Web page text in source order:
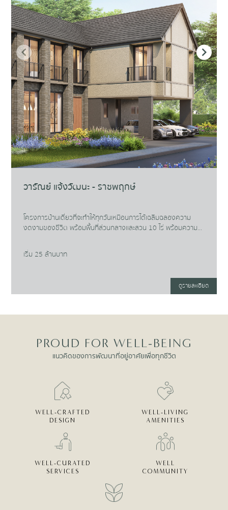
วารัณย์ แจ้งวัฒนะ - ราชพฤกษ์
โครงการบ้านเดี่ยวที่จะทำให้ทุกวันเหมือนการได้เฉลิมฉลองความ
งดงามของชีวิต พร้อมพื้นที่ส่วนกลางและสวน 10 ไร่ พร้อมความ
เริ่ม 25 ล้านบาท
ดูรายละเอียด
1
PROUD FOR WELL-BEING
แนวคิดของการพัฒนาที่อยู่อาศัยเพื่อทุกชีวิต
WELL-CRAFTED
DESIGN
WELL-LIVING
AMENITIES
WELL-CURATED
SERVICES
WELL
COMMUNITY